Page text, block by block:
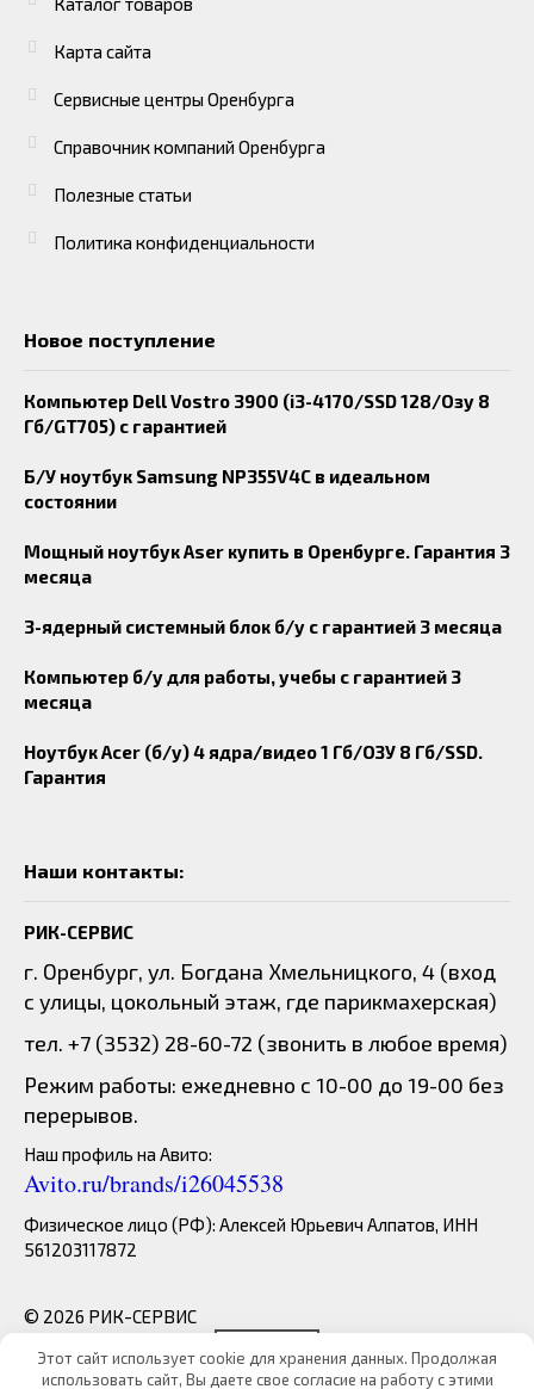
Карта сайта
Сервисные центры Оренбурга
Справочник компаний Оренбурга
Полезные статьи
Политика конфиденциальности
Новое поступление
Компьютер Dell Vostro 3900 (i3-4170/SSD 128/Озу 8
Гб/GT705) с гарантией
Б/У ноутбук Samsung NP355V4C в идеальном
состоянии
Мощный ноутбук Aser купить в Оренбурге. Гарантия 3
месяца
3-ядерный системный блок б/у с гарантией 3 месяца
Компьютер б/у для работы, учебы с гарантией 3
месяца
Ноутбук Acer (б/у) 4 ядра/видео 1 Гб/ОЗУ 8 Гб/SSD.
Гарантия
Наши контакты:
РИК-СЕРВИС
г. Оренбург, ул. Богдана Хмельницкого, 4 (вход
с улицы, цокольный этаж, где парикмахерская)
тел. +7 (3532) 28-60-72 (звонить в любое время)
Режим работы: ежедневно с 10-00 до 19-00 без
перерывов.
Наш профиль на Авито:
Avito.ru/brands/i26045538
Физическое лицо (РФ): Алексей Юрьевич Алпатов, ИНН
561203117872
© 2026 РИК-СЕРВИС
Этот сайт использует cookie для хранения данных. Продолжая
использовать сайт, Вы даете свое согласие на работу с этими